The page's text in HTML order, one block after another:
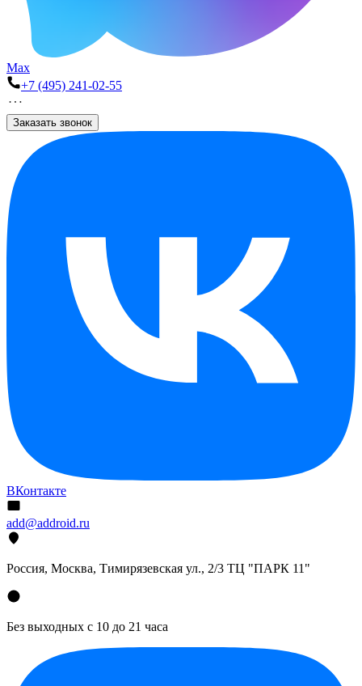
Max
+7 (495) 241-02-55
Заказать звонок
ВКонтакте
add@addroid.ru
Россия, Москва, Тимирязевская ул., 2/3 ТЦ "ПАРК 11"
Без выходных с 10 до 21 часа